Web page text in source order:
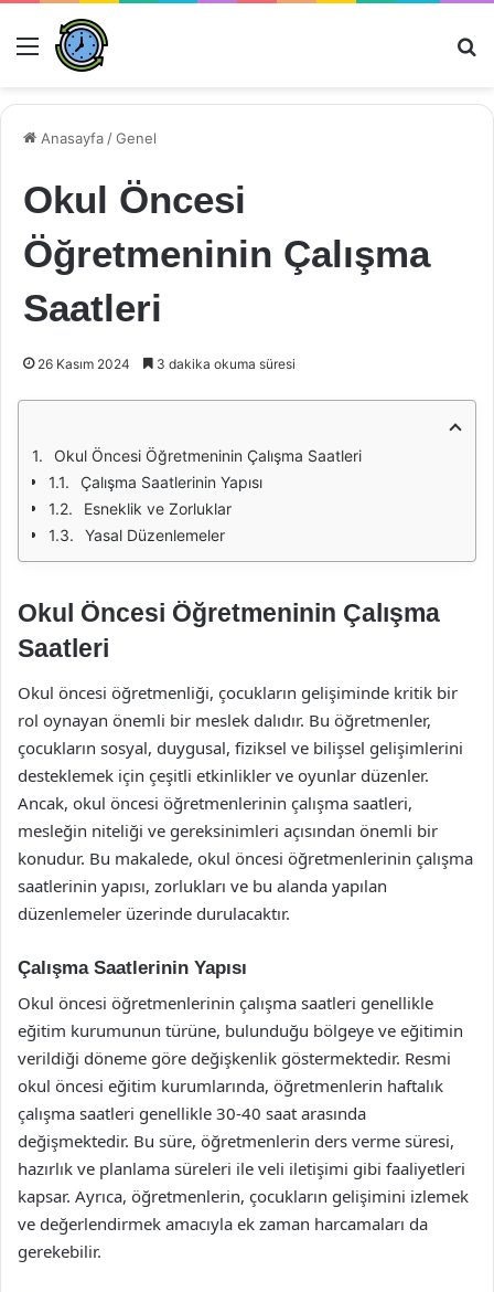
Menü
Anasayfa /Genel
Okul Öncesi
Öğretmeninin Çalışma
Saatleri
26 Kasım 2024 3 dakika okuma süresi
Okul Öncesi Öğretmeninin Çalışma Saatleri
Çalışma Saatlerinin Yapısı
Esneklik ve Zorluklar
Yasal Düzenlemeler
Okul Öncesi Öğretmeninin Çalışma
Saatleri
Okul öncesi öğretmenliği, çocukların gelişiminde kritik bir
rol oynayan önemli bir meslek dalıdır. Bu öğretmenler,
çocukların sosyal, duygusal, fiziksel ve bilişsel gelişimlerini
desteklemek için çeşitli etkinlikler ve oyunlar düzenler.
Ancak, okul öncesi öğretmenlerinin çalışma saatleri,
mesleğin niteliği ve gereksinimleri açısından önemli bir
konudur. Bu makalede, okul öncesi öğretmenlerinin çalışma
saatlerinin yapısı, zorlukları ve bu alanda yapılan
düzenlemeler üzerinde durulacaktır.
Çalışma Saatlerinin Yapısı
Okul öncesi öğretmenlerinin çalışma saatleri genellikle
eğitim kurumunun türüne, bulunduğu bölgeye ve eğitimin
verildiği döneme göre değişkenlik göstermektedir. Resmi
okul öncesi eğitim kurumlarında, öğretmenlerin haftalık
çalışma saatleri genellikle 30-40 saat arasında
değişmektedir. Bu süre, öğretmenlerin ders verme süresi,
hazırlık ve planlama süreleri ile veli iletişimi gibi faaliyetleri
kapsar. Ayrıca, öğretmenlerin, çocukların gelişimini izlemek
ve değerlendirmek amacıyla ek zaman harcamaları da
gerekebilir.